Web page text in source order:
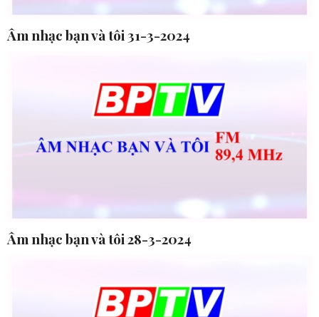
Âm nhạc bạn và tôi 31-3-2024
Âm nhạc bạn và tôi 28-3-2024